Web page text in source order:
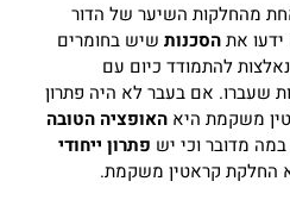
מהחלקות השיער של הדור
אתהסכנות שיש בחומרים
להתמודד כיום עם
שעברו. אם בעבר לא היה פתרון
משקמת היא האופציה הטובה
במה מדובר וכי יש פתרון ייחודי
החלקת קראטין משקמת.